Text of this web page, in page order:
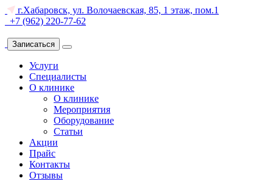
г.Хабаровск, ул. Волочаевская, 85, 1 этаж, пом.1
+7 (962) 220-77-62
Записаться
Услуги
Специалисты
О клинике
О клинике
Мероприятия
Оборудование
Статьи
Акции
Прайс
Контакты
Отзывы